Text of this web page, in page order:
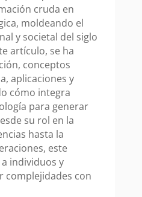
cruda en
moldeando el
y societal del siglo
artículo, se ha
conceptos
aplicaciones y
cómo integra
para generar
su rol en la
hasta la
este
individuos y
complejidades con